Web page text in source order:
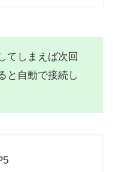
てしまえば次回
と自動で接続し